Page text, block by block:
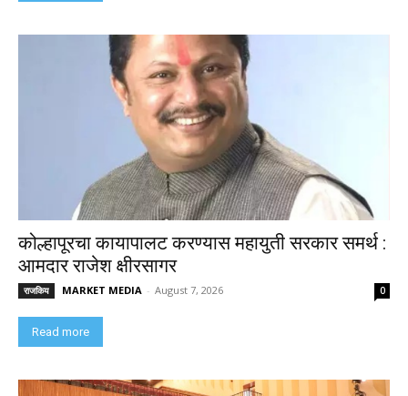
कोल्हापूरचा कायापालट करण्यास महायुती सरकार समर्थ :
आमदार राजेश क्षीरसागर
राजकिय MARKET MEDIA - August 7, 2026 0
Read more